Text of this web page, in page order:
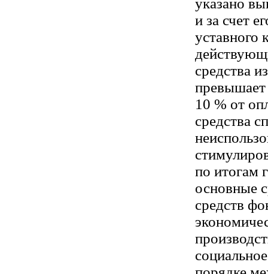
и за счет
уставного
средства
превышает
10 % от
средства
по итогам
основные
средств